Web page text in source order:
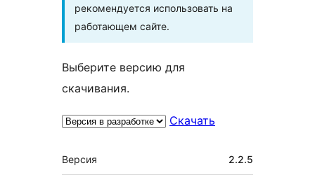
рекомендуется использовать на
работающем сайте.
Выберите версию для
скачивания.
Скачать
Мета
Версия 2.2.5